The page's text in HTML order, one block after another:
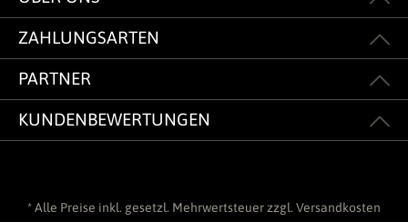
ZAHLUNGSARTEN
PARTNER
KUNDENBEWERTUNGEN
* Alle Preise inkl. gesetzl. Mehrwertsteuer zzgl. Versandkosten